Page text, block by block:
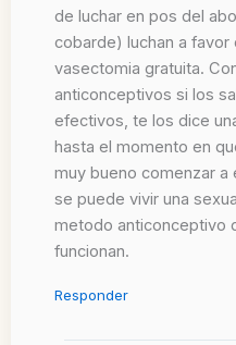
de luchar en pos del
cobarde) luchan a
vasectomia gratuita.
anticonceptivos si los
efectivos, te los dice
hasta el momento en
muy bueno comenzar a
se puede vivir una
metodo anticonceptivo
funcionan.
Responder